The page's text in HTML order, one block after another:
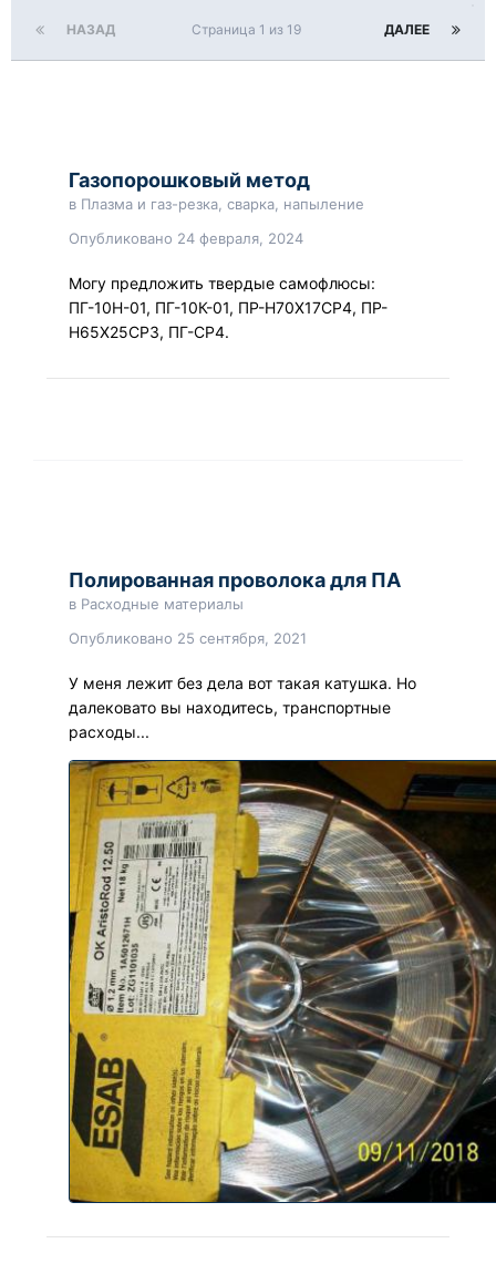
НАЗАД ДАЛЕЕ
Страница 1 из 19
Газопорошковый метод
в Плазма и газ-резка, сварка, напыление
Опубликовано 24 февраля, 2024
Могу предложить твердые самофлюсы:
ПГ-10Н-01, ПГ-10К-01, ПР-Н70Х17СР4, ПР-
Н65Х25СР3, ПГ-СР4.
Полированная проволока для ПА
в Расходные материалы
Опубликовано 25 сентября, 2021
У меня лежит без дела вот такая катушка. Но
далековато вы находитесь, транспортные
расходы...